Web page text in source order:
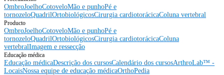
OmbroJoelhoCotoveloMão e punhoPé e
tornozeloQuadrilOrtobiológicosCirurgia cardiotorácicaColuna vertebral
Producto
OmbroJoelhoCotoveloMão e punhoPé e
tornozeloQuadrilOrtobiológicosCirurgia cardiotorácicaColuna
vertebralImagem e ressecção
Educação médica
Educação médicaDescrição dos cursosCalendário dos cursosArthroLab™ -
LocaisNossa equipe de educação médicaOrthoPedia